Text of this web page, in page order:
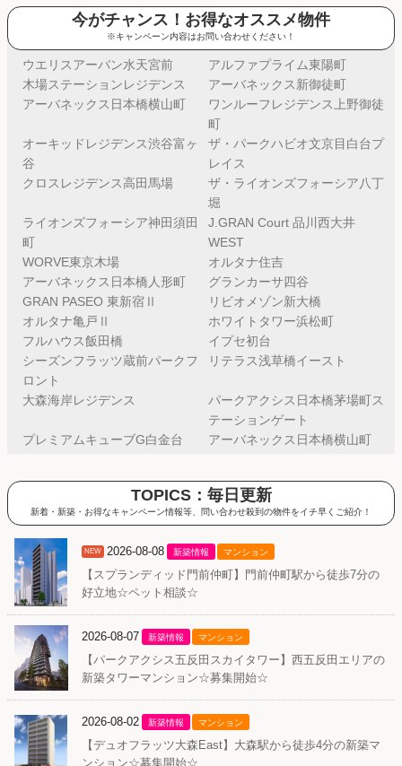
今がチャンス！お得なオススメ物件
※キャンペーン内容はお問い合わせください！
ウエリスアーバン水天宮前
アルファプライム東陽町
木場ステーションレジデンス
アーバネックス新御徒町
アーバネックス日本橋横山町
ワンルーフレジデンス上野御徒
町
オーキッドレジデンス渋谷富ヶ
谷
ザ・パークハビオ文京目白台プ
レイス
クロスレジデンス高田馬場
ザ・ライオンズフォーシア八丁
堀
ライオンズフォーシア神田須田
町
J.GRAN Court 品川西大井
WEST
WORVE東京木場
オルタナ住吉
アーバネックス日本橋人形町
グランカーサ四谷
GRAN PASEO 東新宿Ⅱ
リビオメゾン新大橋
オルタナ亀戸Ⅱ
ホワイトタワー浜松町
フルハウス飯田橋
イプセ初台
シーズンフラッツ蔵前パークフ
ロント
リテラス浅草橋イースト
大森海岸レジデンス
パークアクシス日本橋茅場町ス
テーションゲート
プレミアムキューブG白金台
アーバネックス日本橋横山町
TOPICS：毎日更新
新着・新築・お得なキャンペーン情報等、問い合わせ殺到の物件をイチ早くご紹介！
NEW 2026-08-08 新築情報 マンション
【スプランディッド門前仲町】門前仲町駅から徒歩7分の
好立地☆ペット相談☆
2026-08-07 新築情報 マンション
【パークアクシス五反田スカイタワー】西五反田エリアの
新築タワーマンション☆募集開始☆
2026-08-02 新築情報 マンション
【デュオフラッツ大森East】大森駅から徒歩4分の新築マ
ンション☆募集開始☆